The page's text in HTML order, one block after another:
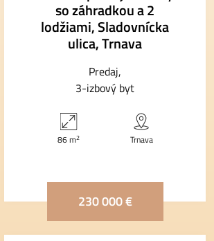
so záhradkou a 2
lodžiami, Sladovnícka
ulica, Trnava
Predaj
3-izbový byt
86 m2 Trnava
230 000 €